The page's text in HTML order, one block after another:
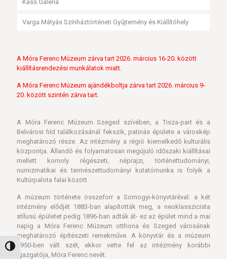
Nagy kontraszt váltása
Kass Galéria
Varga Mátyás Színháztörténeti Gyűjtemény és Kiállítóhely
A Móra Ferenc Múzeum zárva tart 2026. március 16-20. között
kiállításrendezési munkálatok miatt.
A Móra Ferenc Múzeum ajándékboltja zárva tart 2026. március 9-
20. között szintén zárva tart.
A Móra Ferenc Múzeum Szeged szívében, a Tisza-part és a
Belvárosi híd találkozásánál fekszik, patinás épülete a városkép
meghatározó része. Az intézmény a régió kiemelkedő kulturális
központja. Állandó és folyamatosan megújuló időszaki kiállításai
mellett komoly régészeti, néprajzi, történettudományi,
numizmatikai és természettudományi kutatómunka is folyik a
Kultúrpalota falai között.
A múzeum története összeforr a Somogyi-könyvtáréval: a két
intézmény elődjét 1883-ban alapították meg, a neoklasszicista
stílusú épületet pedig 1896-ban adták át- ez az épület mind a mai
napig a Móra Ferenc Múzeum otthona és Szeged városának
meghatározó építészeti remekműve. A könyvtár és a múzeum
1950-ben vált szét, ekkor vette fel az intézmény korábbi
igazgatója, Móra Ferenc nevét.